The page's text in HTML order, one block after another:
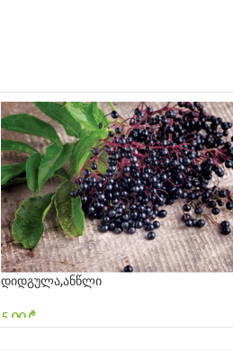
დიდგულა,ანწლი
5,00₾